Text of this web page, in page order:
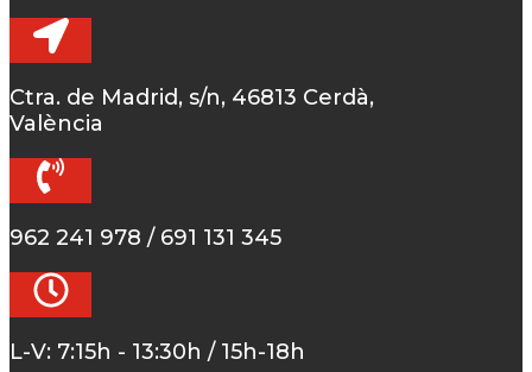
Ctra. de Madrid, s/n, 46813 Cerdà,
València
962 241 978 / 691 131 345
L-V: 7:15h - 13:30h / 15h-18h